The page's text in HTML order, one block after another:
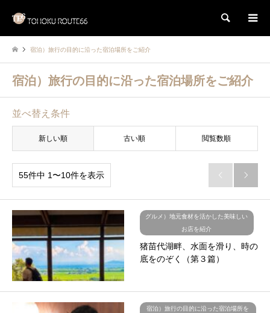
検索
宿泊）旅行の目的に沿った宿泊場所をご紹介
宿泊）旅行の目的に沿った宿泊場所をご紹介
並べ替え条件
新しい順 古い順 閲覧数順
55件中 1〜10件を表示  
グルメ）地元食材を活かした美味しい
お店を紹介
猪苗代湖畔、水面を滑り、時の
底をのぞく（第３篇）
宿泊）旅行の目的に沿った宿泊場所を